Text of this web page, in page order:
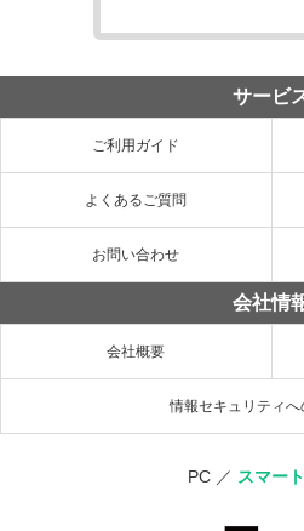
サービ
ご利用ガイド
よくあるご質問
お問い合わせ
会社情
会社概要
情報セキュリティ
PC／ スマー